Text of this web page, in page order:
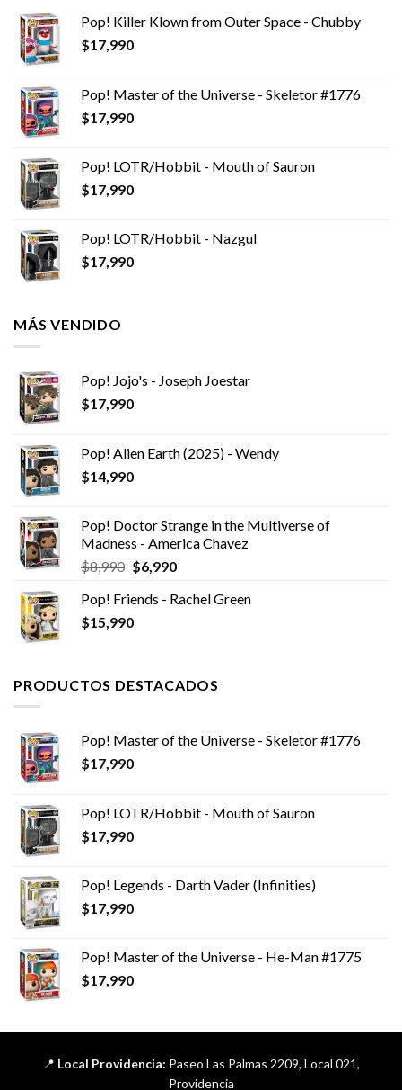
Pop! Killer Klown from Outer Space - Chubby
$17,990
Pop! Master of the Universe - Skeletor #1776
$17,990
Pop! LOTR/Hobbit - Mouth of Sauron
$17,990
Pop! LOTR/Hobbit - Nazgul
$17,990
MÁS VENDIDO
Pop! Jojo's - Joseph Joestar
$17,990
Pop! Alien Earth (2025) - Wendy
$14,990
Pop! Doctor Strange in the Multiverse of
Madness - America Chavez
$8,990 El
original
era:
$6,990El
actual
Pop! Friends - Rachel Green
$15,990
PRODUCTOS DESTACADOS
Pop! Master of the Universe - Skeletor #1776
$17,990
Pop! LOTR/Hobbit - Mouth of Sauron
$17,990
Pop! Legends - Darth Vader (Infinities)
$17,990
Pop! Master of the Universe - He-Man #1775
$17,990
📍 Local Providencia: Paseo Las Palmas 2209, Local 021,
Providencia